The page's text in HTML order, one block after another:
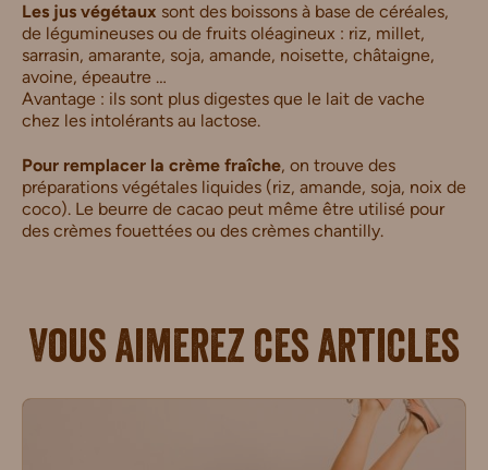
Les jus végétaux sont des boissons à base de céréales,
de légumineuses ou de fruits oléagineux : riz, millet,
sarrasin, amarante, soja, amande, noisette, châtaigne,
avoine, épeautre …
Avantage : ils sont plus digestes que le lait de vache
chez les intolérants au lactose.
Pour remplacer la crème fraîche, on trouve des
préparations végétales liquides (riz, amande, soja, noix de
coco). Le beurre de cacao peut même être utilisé pour
des crèmes fouettées ou des crèmes chantilly.
Vous aimerez ces articles